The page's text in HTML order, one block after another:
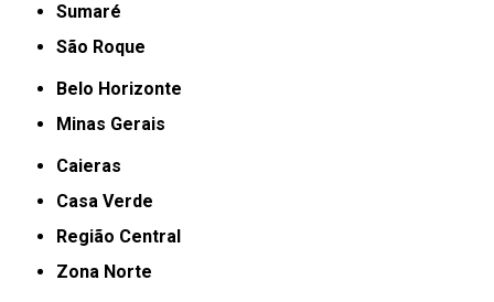
Sumaré
São Roque
Belo Horizonte
Minas Gerais
Caieras
Casa Verde
Região Central
Zona Norte